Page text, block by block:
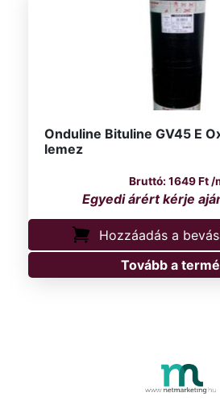
Onduline Bituline GV45 E
lemez
1649Ft/
Hozzáadás a
Tovább a